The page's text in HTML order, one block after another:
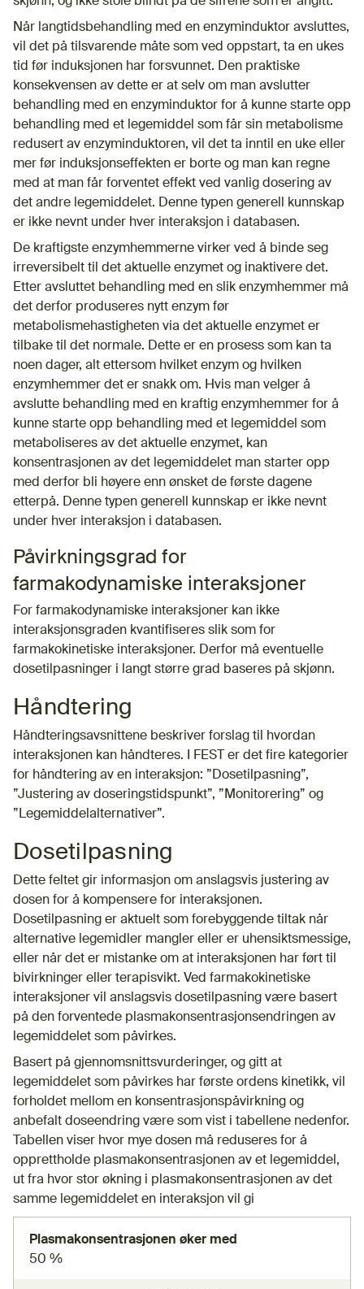
Når langtidsbehandling med en enzyminduktor avsluttes,
vil det på tilsvarende måte som ved oppstart, ta en ukes
tid før induksjonen har forsvunnet. Den praktiske
konsekvensen av dette er at selv om man avslutter
behandling med en enzyminduktor for å kunne starte opp
behandling med et legemiddel som får sin metabolisme
redusert av enzyminduktoren, vil det ta inntil en uke eller
mer før induksjonseffekten er borte og man kan regne
med at man får forventet effekt ved vanlig dosering av
det andre legemiddelet. Denne typen generell kunnskap
er ikke nevnt under hver interaksjon i databasen.
De kraftigste enzymhemmerne virker ved å binde seg
irreversibelt til det aktuelle enzymet og inaktivere det.
Etter avsluttet behandling med en slik enzymhemmer må
det derfor produseres nytt enzym før
metabolismehastigheten via det aktuelle enzymet er
tilbake til det normale. Dette er en prosess som kan ta
noen dager, alt ettersom hvilket enzym og hvilken
enzymhemmer det er snakk om. Hvis man velger å
avslutte behandling med en kraftig enzymhemmer for å
kunne starte opp behandling med et legemiddel som
metaboliseres av det aktuelle enzymet, kan
konsentrasjonen av det legemiddelet man starter opp
med derfor bli høyere enn ønsket de første dagene
etterpå. Denne typen generell kunnskap er ikke nevnt
under hver interaksjon i databasen.
Påvirkningsgrad for
farmakodynamiske interaksjoner
For farmakodynamiske interaksjoner kan ikke
interaksjonsgraden kvantifiseres slik som for
farmakokinetiske interaksjoner. Derfor må eventuelle
dosetilpasninger i langt større grad baseres på skjønn.
Håndtering
Håndteringsavsnittene beskriver forslag til hvordan
interaksjonen kan håndteres. I FEST er det fire kategorier
for håndtering av en interaksjon: ”Dosetilpasning”,
”Justering av doseringstidspunkt”, ”Monitorering” og
”Legemiddelalternativer”.
Dosetilpasning
Dette feltet gir informasjon om anslagsvis justering av
dosen for å kompensere for interaksjonen.
Dosetilpasning er aktuelt som forebyggende tiltak når
alternative legemidler mangler eller er uhensiktsmessige,
eller når det er mistanke om at interaksjonen har ført til
bivirkninger eller terapisvikt. Ved farmakokinetiske
interaksjoner vil anslagsvis dosetilpasning være basert
på den forventede plasmakonsentrasjonsendringen av
legemiddelet som påvirkes.
Basert på gjennomsnittsvurderinger, og gitt at
legemiddelet som påvirkes har første ordens kinetikk, vil
forholdet mellom en konsentrasjonspåvirkning og
anbefalt doseendring være som vist i tabellene nedenfor.
Tabellen viser hvor mye dosen må reduseres for å
opprettholde plasmakonsentrasjonen av et legemiddel,
ut fra hvor stor økning i plasmakonsentrasjonen av det
samme legemiddelet en interaksjon vil gi
Plasmakonsentrasjonen øker med
50 %